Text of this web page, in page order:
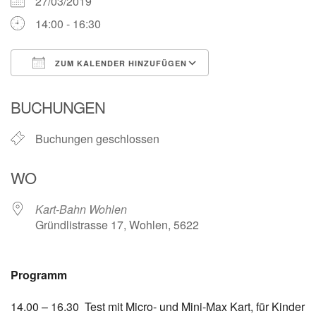
14:00 - 16:30
ZUM KALENDER HINZUFÜGEN
BUCHUNGEN
Buchungen geschlossen
WO
Kart-Bahn Wohlen
Gründlistrasse 17, Wohlen, 5622
Programm
14.00 – 16.30 Test mit Micro- und Mini-Max Kart, für Kinder